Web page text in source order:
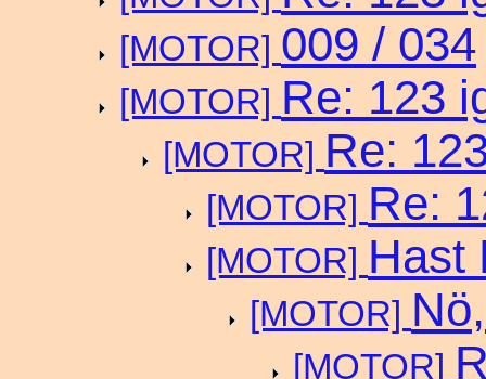
[MOTOR] 009 / 034
[MOTOR] Re: 123
[MOTOR] Re:
[MOTOR] Re:
[MOTOR] Hast
[MOTOR]
[MOTOR]